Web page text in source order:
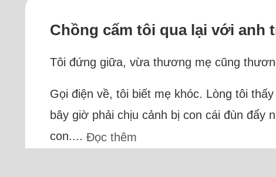
Chồng cấm tôi qua lại với anh
Tôi đứng giữa, vừa thương mẹ cũng
Gọi điện về, tôi biết mẹ khóc. Lòng tôi
bây giờ phải chịu cảnh bị con cái đùn
con....Đọc thêm